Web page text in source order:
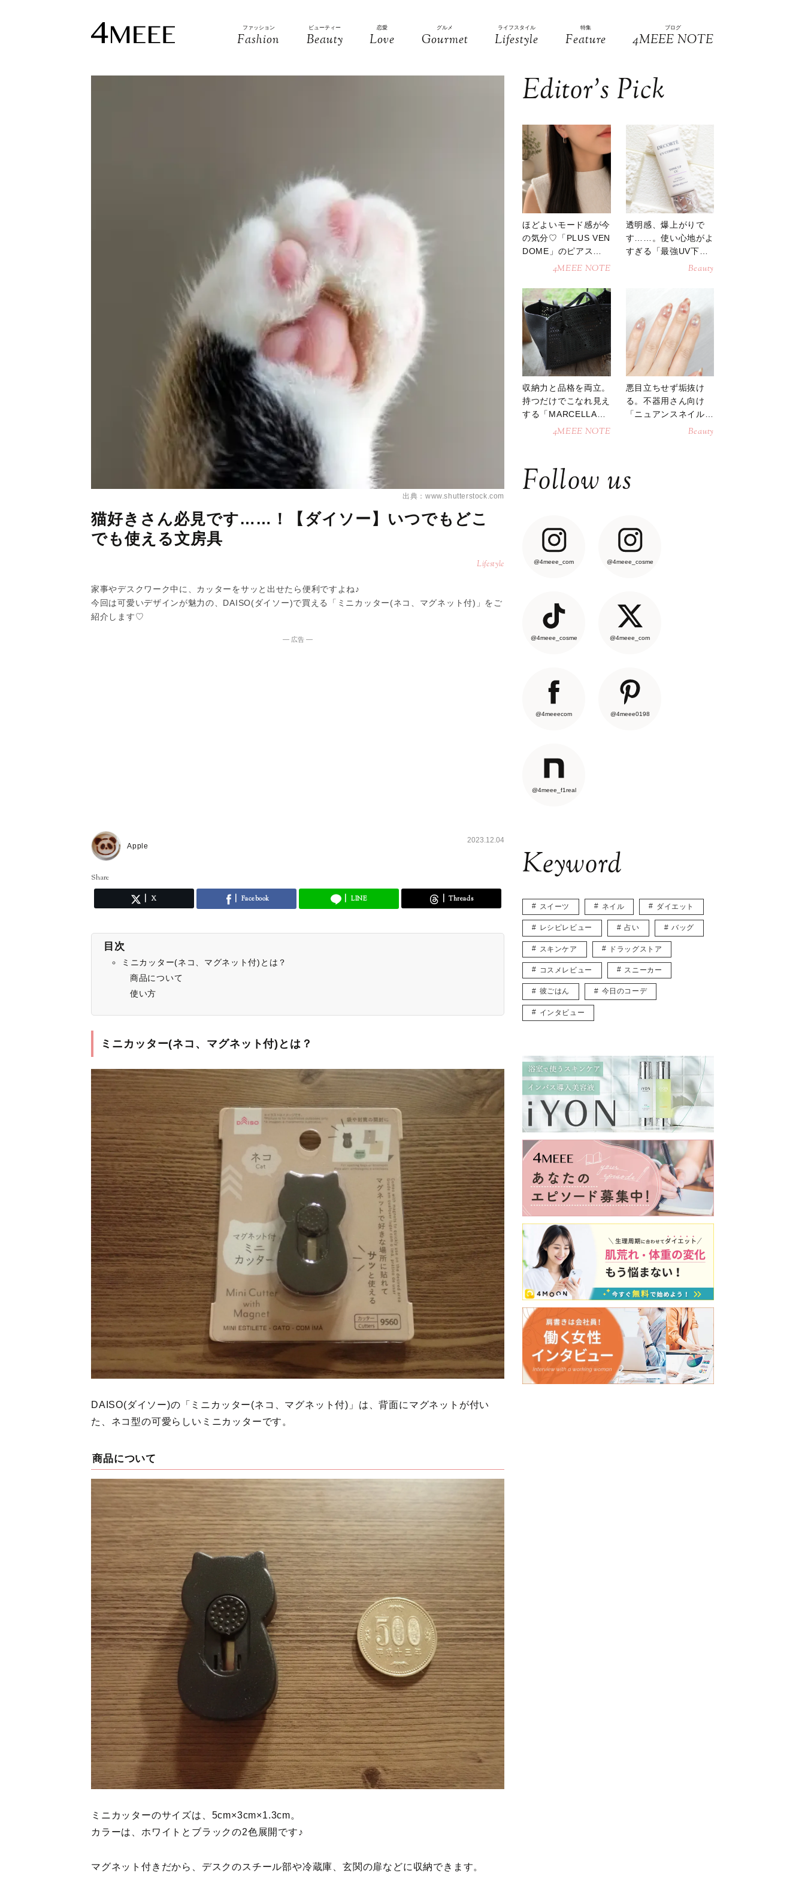
ファッション
Fashion
ビューティー
Beauty
恋愛
Love
グルメ
Gourmet
ライフスタイル
Lifestyle
特集
Feature
ブログ
4MEEE NOTE
出典：www.shutterstock.com
猫好きさん必見です……！【ダイソー】いつでもどこ
でも使える文房具
Lifestyle
家事やデスクワーク中に、カッターをサッと出せたら便利ですよね♪
今回は可愛いデザインが魅力の、DAISO(ダイソー)で買える「ミニカッター(ネコ、マグネット付)」をご
紹介します♡
― 広告 ―
Apple
2023.12.04
Share
X Facebook LINE Threads
目次
ミニカッター(ネコ、マグネット付)とは？
商品について
使い方
ミニカッター(ネコ、マグネット付)とは？
DAISO(ダイソー)の「ミニカッター(ネコ、マグネット付)」は、背面にマグネットが付い
た、ネコ型の可愛らしいミニカッターです。
商品について
ミニカッターのサイズは、5cm×3cm×1.3cm。
カラーは、ホワイトとブラックの2色展開です♪
マグネット付きだから、デスクのスチール部や冷蔵庫、玄関の扉などに収納できます。
Editor’s Pick
ほどよいモード感が今
の気分♡「PLUS VEN
DOME」のピアスが
4MEEE NOTE
透明感、爆上がりで
す……。使い心地がよ
すぎる「最強UV下
Beauty
収納力と品格を両立。
持つだけでこなれ見え
する「MARCELLAト
ートバッグ」4MEEE NOTE
悪目立ちせず垢抜け
る。不器用さん向け
「ニュアンスネイル」
Beauty
Follow us
@4meee_com @4meee_cosme
@4meee_cosme @4meee_com
@4meeecom @4meee0198
@4meee_f1real
Keyword
スイーツ ネイル ダイエット
レシピレビュー 占い バッグ
スキンケア ドラッグストア
コスメレビュー スニーカー
彼ごはん 今日のコーデ
インタビュー